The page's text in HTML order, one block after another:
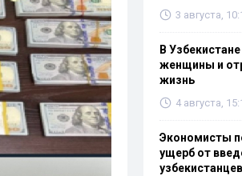
3 августа,
В
женщины и
жизнь
4 августа,
Экономисты
ущерб от
узбекистанцев